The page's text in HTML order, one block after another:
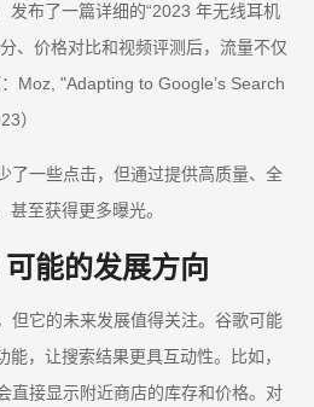
发布了一篇详细的“2023 年无线耳机
、价格对比和视频评测后，流量不仅
Moz, "Adapting to Google’s Search
）
了一些点击，但通过提供高质量、全
至获得更多曝光。
能的发展方向
但它的未来发展值得关注。谷歌可能
，让搜索结果更具互动性。比如，
直接显示附近商店的库存和价格。对